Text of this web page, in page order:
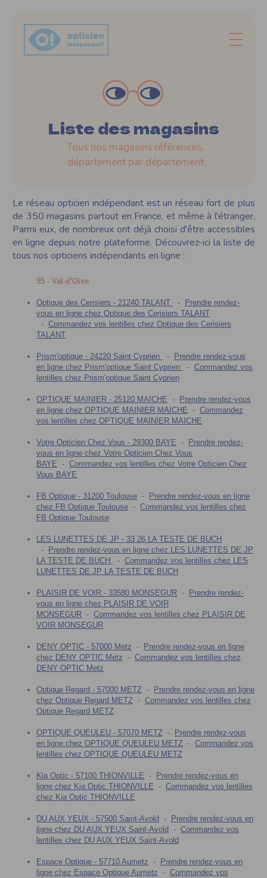
Liste des magasins
Tous nos magasins référencés,
département par département
Le réseau opticien indépendant est un réseau fort de plus
de 350 magasins partout en France, et même à l'étranger.
Parmi eux, de nombreux ont déjà choisi d'être accessibles
en ligne depuis notre plateforme. Découvrez-ici la liste de
tous nos opticiens indépendants en ligne :
95 - Val-d'Oise
Optique des Cerisiers - 21240 TALANT -
Prendre rendez-
vous en ligne chez Optique des Cerisiers TALANT
- Commandez vos lentilles chez Optique des Cerisiers
TALANT
Prism'optique - 24220 Saint Cyprien -
Prendre rendez-vous
en ligne chez Prism'optique Saint Cyprien
- Commandez vos
lentilles chez Prism'optique Saint Cyprien
OPTIQUE MAINIER - 25120 MAICHE -
Prendre rendez-vous
en ligne chez OPTIQUE MAINIER MAICHE - Commandez
vos lentilles chez OPTIQUE MAINIER MAICHE
Votre Opticien Chez Vous - 29300 BAYE -
Prendre rendez-
vous en ligne chez Votre Opticien Chez Vous
BAYE - Commandez vos lentilles chez Votre Opticien Chez
Vous BAYE
FB Optique - 31200 Toulouse -
Prendre rendez-vous en ligne
chez FB Optique Toulouse - Commandez vos lentilles chez
FB Optique Toulouse
LES LUNETTES DE JP - 33 26 LA TESTE DE BUCH
-
Prendre rendez-vous en ligne chez LES LUNETTES DE JP
LA TESTE DE BUCH
- Commandez vos lentilles chez LES
LUNETTES DE JP LA TESTE DE BUCH
PLAISIR DE VOIR - 33580 MONSEGUR -
Prendre rendez-
vous en ligne chez PLAISIR DE VOIR
MONSEGUR - Commandez vos lentilles chez PLAISIR DE
VOIR MONSEGUR
DENY OPTIC - 57000 Metz -
Prendre rendez-vous en ligne
chez DENY OPTIC Metz - Commandez vos lentilles chez
DENY OPTIC Metz
Optique Regard - 57000 METZ -
Prendre rendez-vous en ligne
chez Optique Regard METZ - Commandez vos lentilles chez
Optique Regard METZ
OPTIQUE QUEULEU - 57070 METZ -
Prendre rendez-vous
en ligne chez OPTIQUE QUEULEU METZ - Commandez vos
lentilles chez OPTIQUE QUEULEU METZ
Kia Optic - 57100 THIONVILLE -
Prendre rendez-vous en
ligne chez Kia Optic THIONVILLE - Commandez vos lentilles
chez Kia Optic THIONVILLE
DU AUX YEUX - 57500 Saint-Avold -
Prendre rendez-vous en
ligne chez DU AUX YEUX Saint-Avold - Commandez vos
lentilles chez DU AUX YEUX Saint-Avold
Espace Optique - 57710 Aumetz -
Prendre rendez-vous en
ligne chez Espace Optique Aumetz - Commandez vos